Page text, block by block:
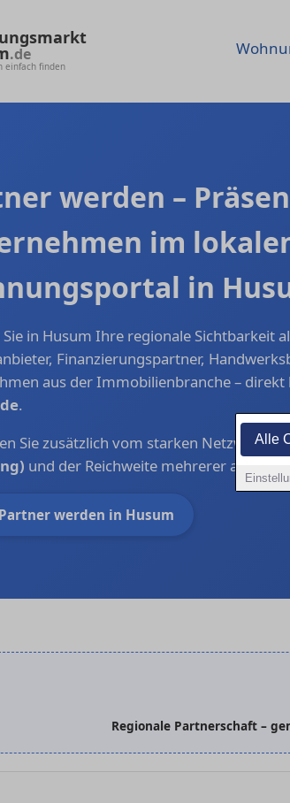
Alle
.de
einfach finden
werden –
im
in
in Husum Ihre regionale Sichtbarkeit
Finanzierungspartner,
aus der Immobilienbranche – direkt
.
Sie zusätzlich vom starken Netzwerk
und der Reichweite mehrerer
werden in Husum
Regionale Partnerschaft –